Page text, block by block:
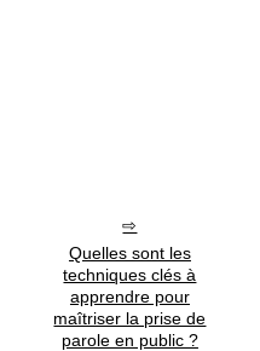
Quelles sont les
techniques clés à
apprendre pour
maîtriser la prise de
parole en public ?